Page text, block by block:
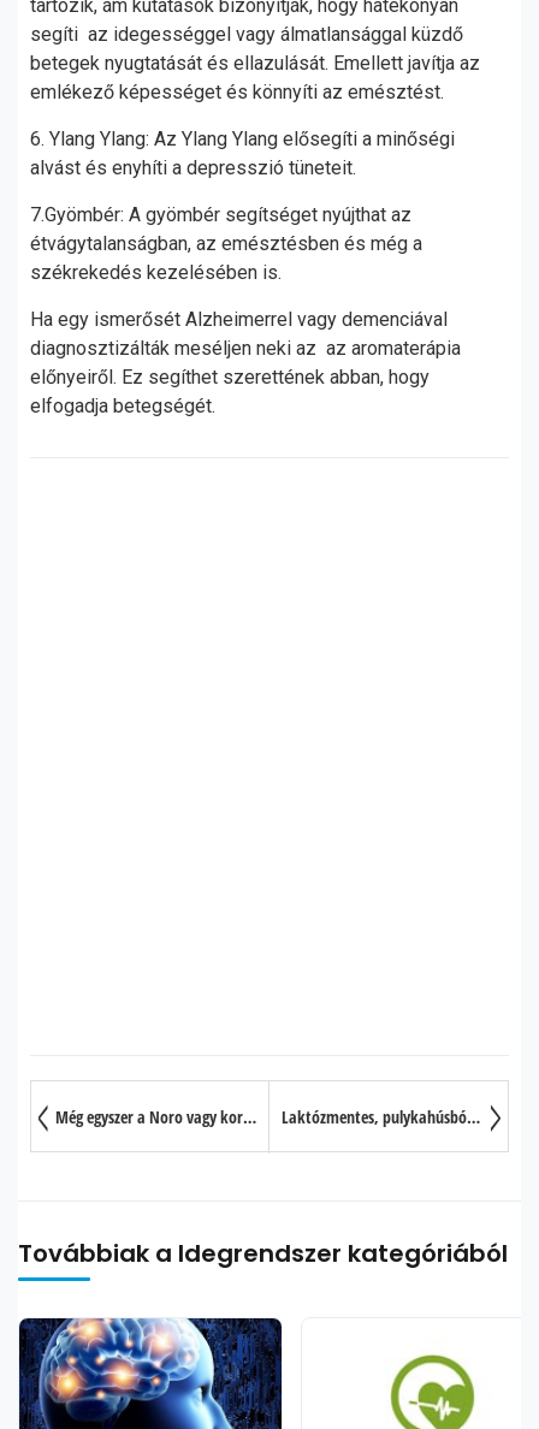
tartozik, ám kutatások bizonyítják, hogy hatékonyan
segíti az idegességgel vagy álmatlansággal küzdő
betegek nyugtatását és ellazulását. Emellett javítja az
emlékező képességet és könnyíti az emésztést.
6. Ylang Ylang: Az Ylang Ylang elősegíti a minőségi
alvást és enyhíti a depresszió tüneteit.
7.Gyömbér: A gyömbér segítséget nyújthat az
étvágytalanságban, az emésztésben és még a
székrekedés kezelésében is.
Ha egy ismerősét Alzheimerrel vagy demenciával
diagnosztizálták meséljen neki az az aromaterápia
előnyeiről. Ez segíthet szerettének abban, hogy
elfogadja betegségét.
Még egyszer a Noro vagy korábbi nevén Calici vírusról Laktózmentes, pulykahúsból készült húsgombóc
Továbbiak a Idegrendszer kategóriából